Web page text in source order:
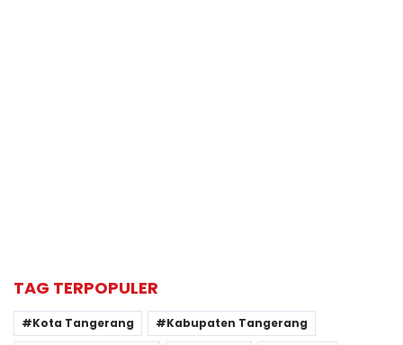
TAG TERPOPULER
Kota Tangerang Kabupaten Tangerang